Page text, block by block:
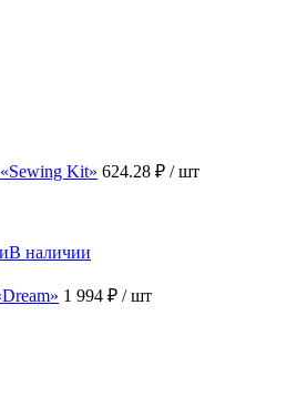
Kit» 624.28 ₽ / шт
В наличии
1 994 ₽ / шт